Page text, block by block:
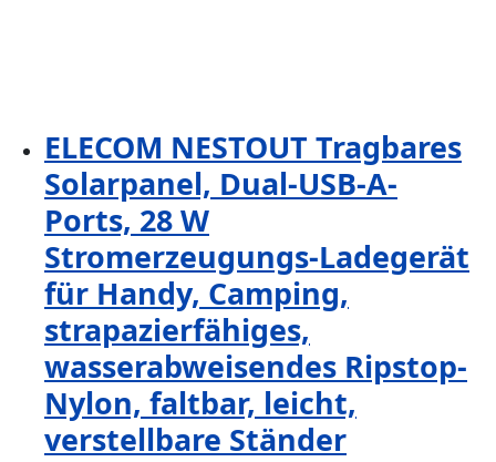
ELECOM NESTOUT Tragbares
Solarpanel, Dual-USB-A-
Ports, 28 W
Stromerzeugungs-Ladegerät
für Handy, Camping,
strapazierfähiges,
wasserabweisendes Ripstop-
Nylon, faltbar, leicht,
verstellbare Ständer